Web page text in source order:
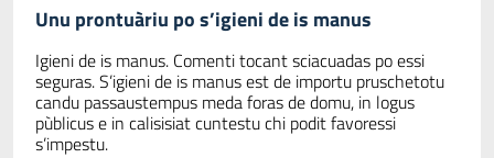
Unu prontuàriu po s’igieni de is manus
Igieni de is manus. Comenti tocant sciacuadas po essi
seguras. S’igieni de is manus est de importu pruschetotu
candu passaustempus meda foras de domu, in logus
pùblicus e in calisisiat cuntestu chi podit favoressi
s’impestu.